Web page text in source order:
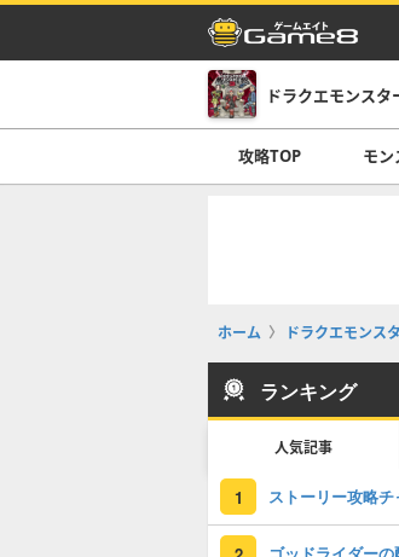
ドラクエモンス
攻略TOP モン
ホーム ドラクエモンス
ランキング
人気記事
1 ストーリー攻略チ